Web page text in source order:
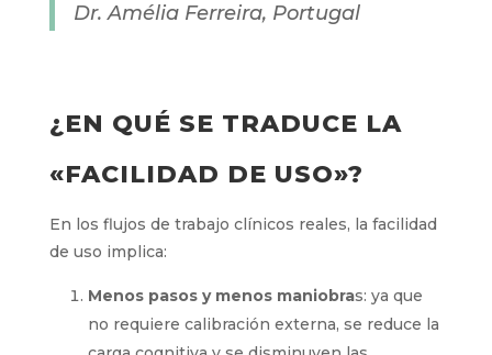
Dr. Amélia Ferreira, Portugal
¿EN QUÉ SE TRADUCE LA
«FACILIDAD DE USO»?
En los flujos de trabajo clínicos reales, la facilidad
de uso implica:
Menos pasos y menos maniobras: ya que
no requiere calibración externa, se reduce la